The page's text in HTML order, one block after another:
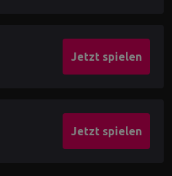
Jetzt spielen
Jetzt spielen